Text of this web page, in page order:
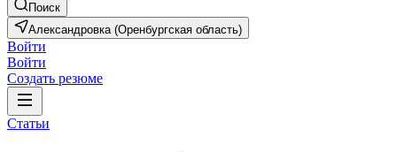
Поиск
Александровка (Оренбургская область)
Войти
Войти
Создать резюме
Статьи